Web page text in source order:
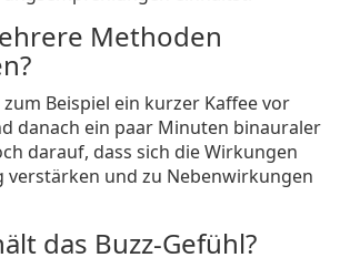
Methoden
Beispiel ein kurzer Kaffee vor
danach ein paar Minuten binauraler
darauf, dass sich die Wirkungen
verstärken und zu Nebenwirkungen
das Buzz‑Gefühl?